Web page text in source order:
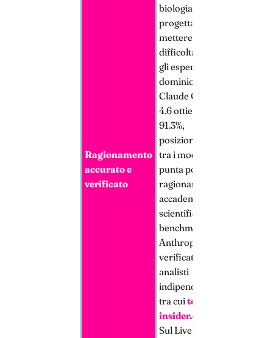
Ragionamento
accurato e
verificato
biologia,
progettato per
mettere in
difficoltà anche
gli esperti di
dominio —
Claude Opus
4.6 ottiene il
91.3%,
posizionandosi
tra i modelli di
punta per
ragionamento
accademico e
scientifico (dati
benchmark
Anthropic,
verificati da
analisti
indipendenti,
tra cuitech-
insider.org
Sul LiveBench